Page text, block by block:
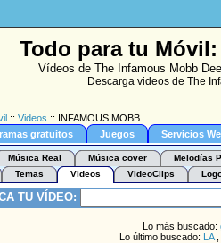
Todo para tu Móvil:
Vídeos de The Infamous Mobb
Descarga videos de The
:: Videos :: INFAMOUS MOBB
gratuitos Juegos Servicios
Música Real Música cover
Melodías
Temas Videos VideoClips
TU VÍDEO:
Lo más buscado:
Lo último buscado: LA,